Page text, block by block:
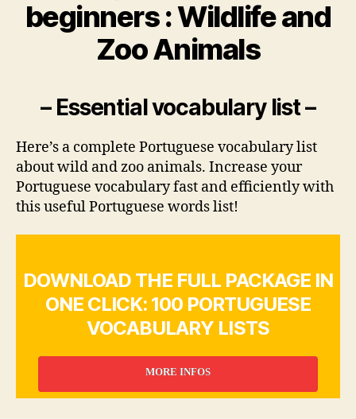
beginners : Wildlife and
Zoo Animals
– Essential vocabulary list –
Here’s a complete Portuguese vocabulary list
about wild and zoo animals. Increase your
Portuguese vocabulary fast and efficiently with
this useful Portuguese words list!
DOWNLOAD THE FULL PACKAGE IN
ONE CLICK: 100 PORTUGUESE
VOCABULARY LISTS
MORE INFOS